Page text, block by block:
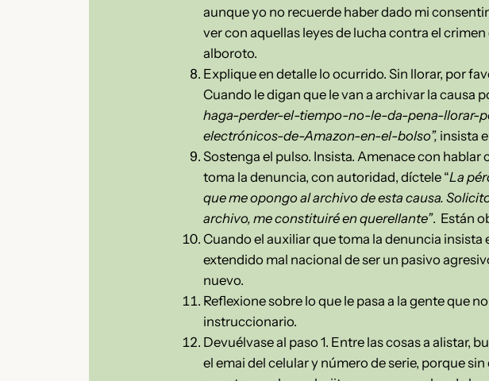
aunque yo no recuerde haber dado mi
ver con aquellas leyes de lucha contra el
alboroto.
Explique en detalle lo ocurrido. Sin llorar, por
Cuando le digan que le van a archivar la causa
haga-perder-el-tiempo-no-le-da-pena-llorar-
electrónicos-de-Amazon-en-el-bolso”, insista
Sostenga el pulso. Insista. Amenace con
toma la denuncia, con autoridad, díctele “La
que me opongo al archivo de esta causa.
archivo, me constituiré en querellante”. Están
Cuando el auxiliar que toma la denuncia insista
extendido mal nacional de ser un pasivo
nuevo.
Reflexione sobre lo que le pasa a la gente que
instruccionario.
Devuélvase al paso 1. Entre las cosas a alistar,
el emai del celular y número de serie, porque